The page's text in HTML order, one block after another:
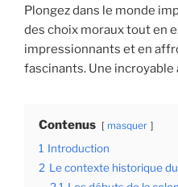
Plongez dans le monde
des choix moraux tout en
impressionnants et en
fascinants. Une
Contenus masquer
1 Introduction
2 Le contexte historique